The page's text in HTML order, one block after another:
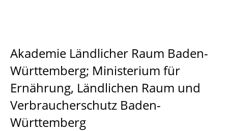
Akademie Ländlicher Raum Baden-
Württemberg; Ministerium für
Ernährung, Ländlichen Raum und
Verbraucherschutz Baden-
Württemberg